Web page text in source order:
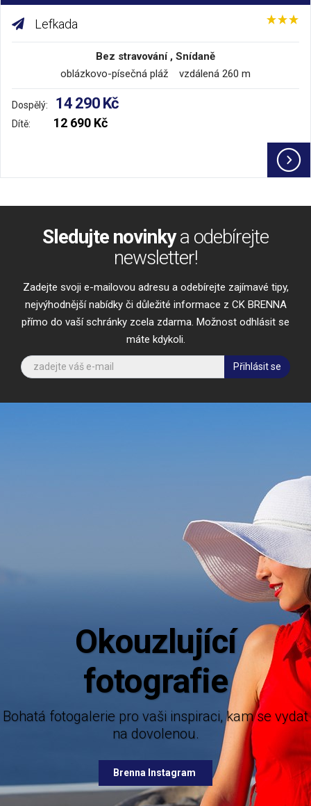
Lefkada
Bez stravování , Snídaně
oblázkovo-písečná pláž vzdálená 260 m
Dospělý: 14 290 Kč
Dítě: 12 690 Kč
Sledujte novinkya odebírejte
newsletter!
Zadejte svoji e-mailovou adresu a odebírejte zajímavé tipy,
nejvýhodnější nabídky či důležité informace z CK BRENNA
přímo do vaší schránky zcela zdarma. Možnost odhlásit se
máte kdykoli.
Přihlásit se
pro vaši inspiraci, kam se vydat
Brenna Instagram
Mějte dokonalý přehled o novinkách z
nabízených destinací.
Brenna Facebook